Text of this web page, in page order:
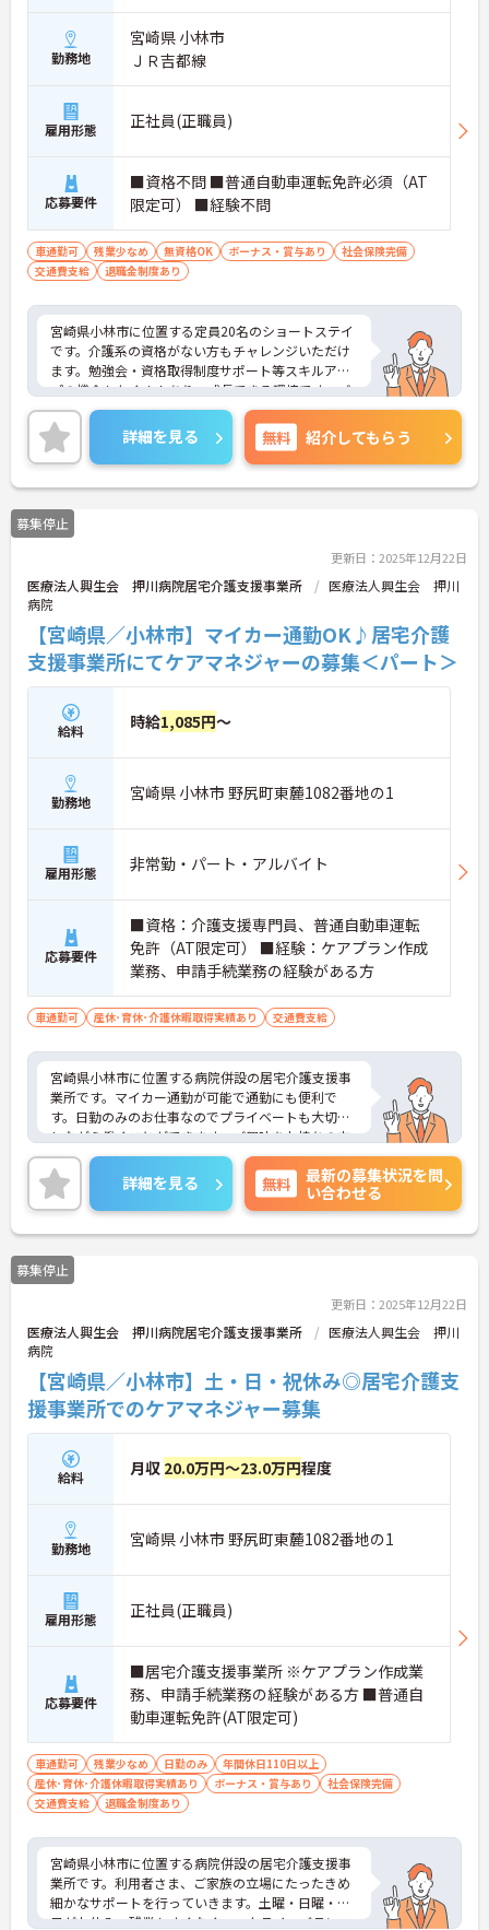
勤務地
宮崎県 小林市
ＪＲ吉都線
雇用形態 正社員(正職員)
応募要件
■資格不問 ■普通自動車運転免許必須（AT
限定可） ■経験不問
車通勤可 残業少なめ 無資格OK ボーナス・賞与あり
社会保険完備
交通費支給
退職金制度あり
宮崎県小林市に位置する定員20名のショートステイ
です。介護系の資格がない方もチャレンジいただけ
ます。勉強会・資格取得制度サポート等スキルアッ
プの機会もたくさんあり、成長できる環境です。ご
興味のある方には、面接対策ポイントなど、さらに
詳細をお話しいたしますのでお気軽にご相談くださ
い！
詳細を見る 無料 紹介してもらう
募集停止
更新日：2025年12月22日
医療法人興生会 押川病院居宅介護支援事業所
医療法人興生会 押川
病院
【宮崎県／小林市】マイカー通勤OK♪居宅介護
支援事業所にてケアマネジャーの募集＜パート＞
給料 時給1,085円～
勤務地 宮崎県 小林市 野尻町東麓1082番地の1
雇用形態 非常勤・パート・アルバイト
応募要件
■資格：介護支援専門員、普通自動車運転
免許（AT限定可） ■経験：ケアプラン作成
業務、申請手続業務の経験がある方
車通勤可 産休･育休･介護休暇取得実績あり 交通費支給
宮崎県小林市に位置する病院併設の居宅介護支援事
業所です。マイカー通勤が可能で通勤にも便利で
す。日勤のみのお仕事なのでプライベートも大切に
しながら働くことができます。ご興味をお持ちの方
はお気軽にお問い合わせください。
詳細を見る 無料
最新の募集状況を問
い合わせる
募集停止
更新日：2025年12月22日
医療法人興生会 押川病院居宅介護支援事業所
医療法人興生会 押川
病院
【宮崎県／小林市】土・日・祝休み◎居宅介護支
援事業所でのケアマネジャー募集
給料 月収 20.0万円～23.0万円程度
勤務地 宮崎県 小林市 野尻町東麓1082番地の1
雇用形態 正社員(正職員)
応募要件
■居宅介護支援事業所 ※ケアプラン作成業
務、申請手続業務の経験がある方 ■普通自
動車運転免許(AT限定可)
車通勤可 残業少なめ 日勤のみ
年間休日110日以上
産休･育休･介護休暇取得実績あり
ボーナス・賞与あり
社会保険完備
交通費支給
退職金制度あり
宮崎県小林市に位置する病院併設の居宅介護支援事
業所です。利用者さま、ご家族の立場にたったきめ
細かなサポートを行っていきます。土曜・日曜・祝
日がお休み、残業もすくなくワークライフバランス